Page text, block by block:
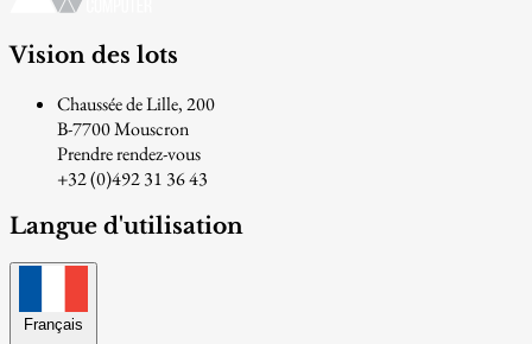
Vision des lots
Chaussée de Lille, 200
B-7700 Mouscron
Prendre rendez-vous
+32 (0)492 31 36 43
Langue d'utilisation
Français